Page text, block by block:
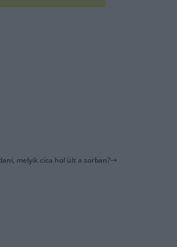
melyik cica hol ült a sorban?